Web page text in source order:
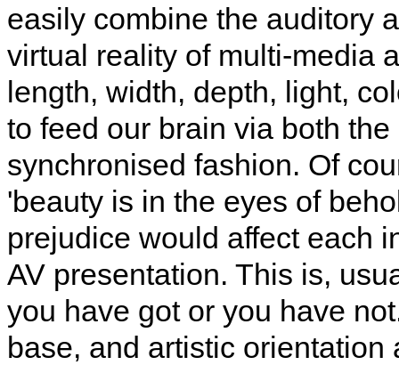
easily combine the auditory
virtual reality of multi-media
length, width, depth, light,
to feed our brain via both
synchronised fashion. Of
'beauty is in the eyes of
prejudice would affect each
AV presentation. This is,
you have got or you have
base, and artistic